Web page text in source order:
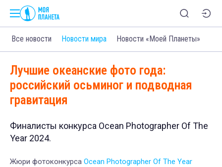
Все новости Новости мира Новости «Моей Планеты»
Лучшие океанские фото года:
российский осьминог и подводная
гравитация
Финалисты конкурса Ocean Photographer Of The
Year 2024.
Жюри фотоконкурса Ocean Photographer Of The Year